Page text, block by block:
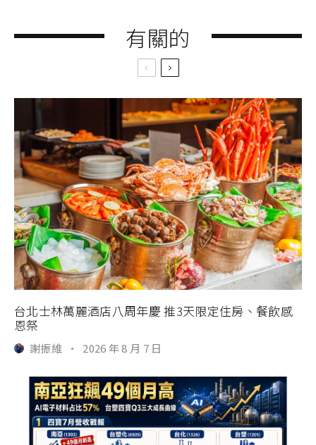
有關的
台北士林萬麗酒店八周年慶 推3天限定住房、餐飲感
恩祭
謝振維 · 2026 年 8 月 7 日